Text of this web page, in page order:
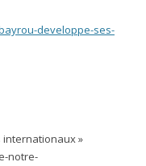
developpe-ses-
internationaux »
notre-